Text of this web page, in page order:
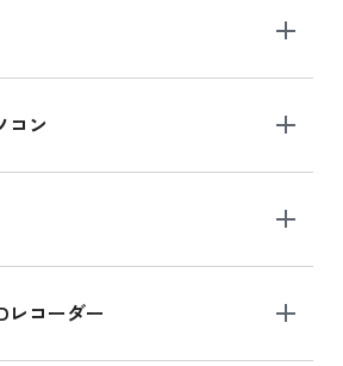
コン
レコーダー
リーズ 2024
8.3インチ の新品買取価格
シリーズ
の新品買取価格